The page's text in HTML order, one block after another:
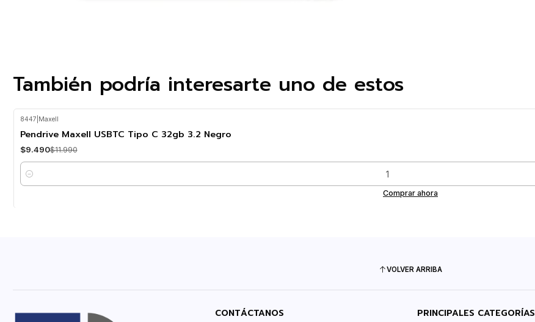
También podría interesarte uno de estos
-21% OFF
8447 Maxell
Pendrive Maxell USBTC Tipo C 32gb 3.2 Negro
$9.490$11.990
Cantidad
Comprar ahora
VOLVER ARRIBA
CONTÁCTANOS PRINCIPALES CATEGORÍAS